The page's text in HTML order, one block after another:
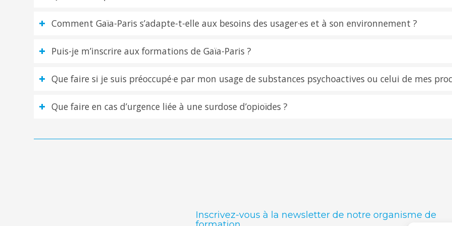
Comment Gaïa-Paris s’adapte-t-elle aux besoins des usager·es et à son environnement ?
Puis-je m’inscrire aux formations de Gaïa-Paris ?
Que faire si je suis préoccupé·e par mon usage de substances psychoactives ou celui de mes
Que faire en cas d’urgence liée à une surdose d’opioïdes ?
Inscrivez-vous à la newsletter de notre organisme de